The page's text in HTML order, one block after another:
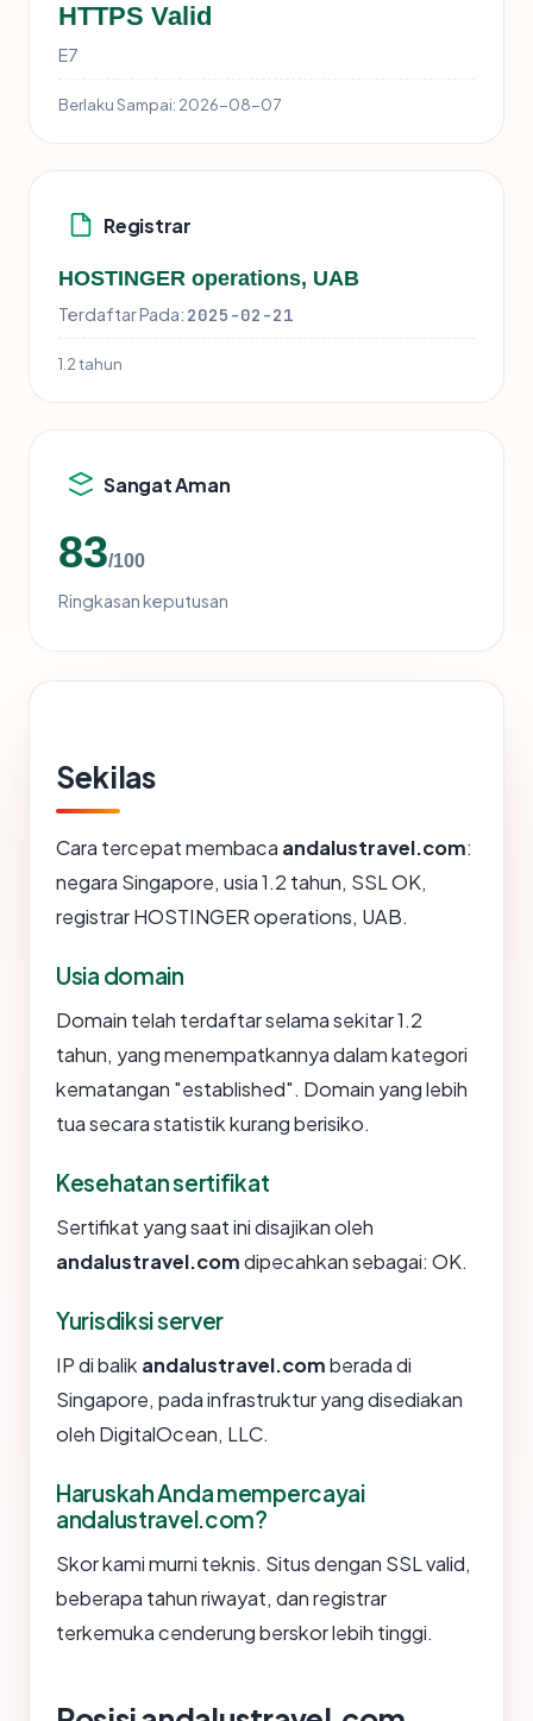
HTTPS Valid
E7
Berlaku Sampai: 2026-08-07
Registrar
HOSTINGER operations, UAB
Terdaftar Pada: 2025-02-21
1.2 tahun
Sangat Aman
83/100
Ringkasan keputusan
Sekilas
Cara tercepat membaca andalustravel.com:
negara Singapore, usia 1.2 tahun, SSL OK,
registrar HOSTINGER operations, UAB.
Usia domain
Domain telah terdaftar selama sekitar 1.2
tahun, yang menempatkannya dalam kategori
kematangan "established". Domain yang lebih
tua secara statistik kurang berisiko.
Kesehatan sertifikat
Sertifikat yang saat ini disajikan oleh
andalustravel.comdipecahkan sebagai: OK.
Yurisdiksi server
IP di balik andalustravel.comberada di
Singapore, pada infrastruktur yang disediakan
oleh DigitalOcean, LLC.
Haruskah Anda mempercayai
andalustravel.com?
Skor kami murni teknis. Situs dengan SSL valid,
beberapa tahun riwayat, dan registrar
terkemuka cenderung berskor lebih tinggi.